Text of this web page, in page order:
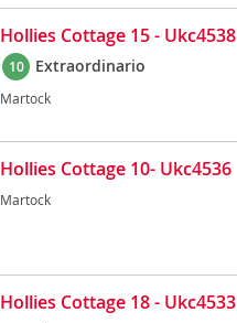
Hollies Cottage 15 - Ukc4538
10 Extraordinario
Martock
Hollies Cottage 10- Ukc4536
Martock
Hollies Cottage 18 - Ukc4533